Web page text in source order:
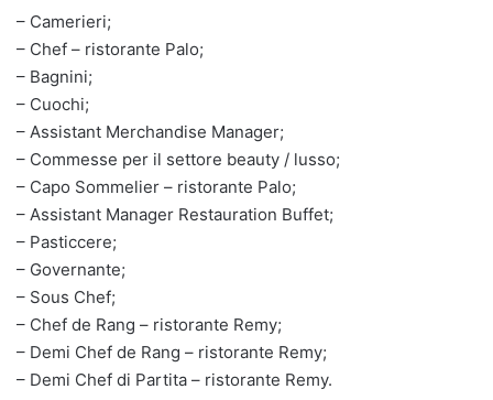
– Camerieri;
– Chef – ristorante Palo;
– Bagnini;
– Cuochi;
– Assistant Merchandise Manager;
– Commesse per il settore beauty / lusso;
– Capo Sommelier – ristorante Palo;
– Assistant Manager Restauration Buffet;
– Pasticcere;
– Governante;
– Sous Chef;
– Chef de Rang – ristorante Remy;
– Demi Chef de Rang – ristorante Remy;
– Demi Chef di Partita – ristorante Remy.